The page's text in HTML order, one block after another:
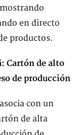
en directo
productos.
Cartón de alto
de producción
con un
de alta